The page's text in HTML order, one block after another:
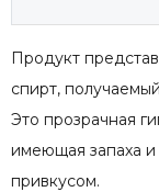
Продукт
спирт,
Это прозрачная
имеющая запаха
привкусом.